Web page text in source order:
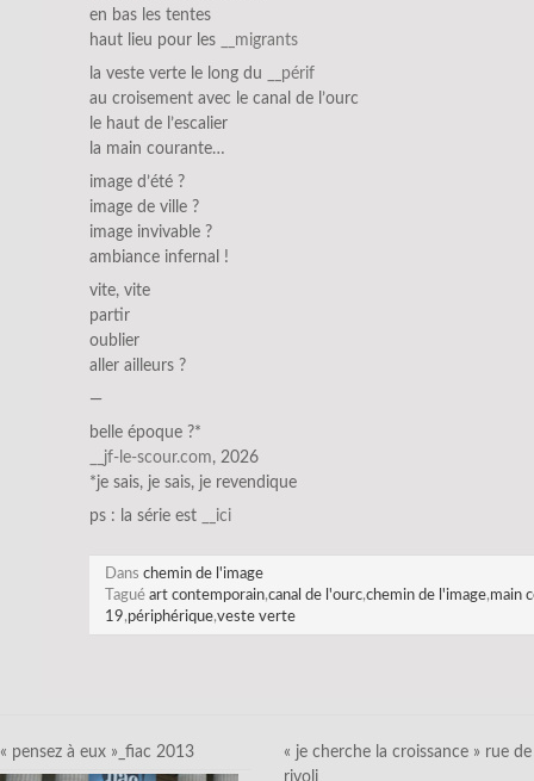
en bas les tentes
haut lieu pour les
__migrants
la veste verte le long du
__périf
au croisement avec le canal de l’ourc
le haut de l’escalier
la main courante…
image d’été ?
image de ville ?
image invivable ?
ambiance infernal !
vite, vite
partir
oublier
aller ailleurs ?
—
belle époque ?*
__jf-le-scour.com, 2026
*je sais, je sais, je revendique
ps : la série est
__ici
Dans chemin de l'image
Tagué art contemporain,canal de l'ourc,chemin de l'image,main
19,périphérique,veste verte
« pensez à eux »_fiac 2013
« je cherche la croissance » rue de
rivoli